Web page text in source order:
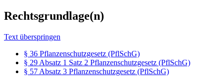
Rechtsgrundlage(n)
Text überspringen
§ 36 Pflanzenschutzgesetz (PflSchG)
§ 29 Absatz 1 Satz 2 Pflanzenschutzgesetz (PflSchG)
§ 57 Absatz 3 Pflanzenschutzgesetz (PflSchG)